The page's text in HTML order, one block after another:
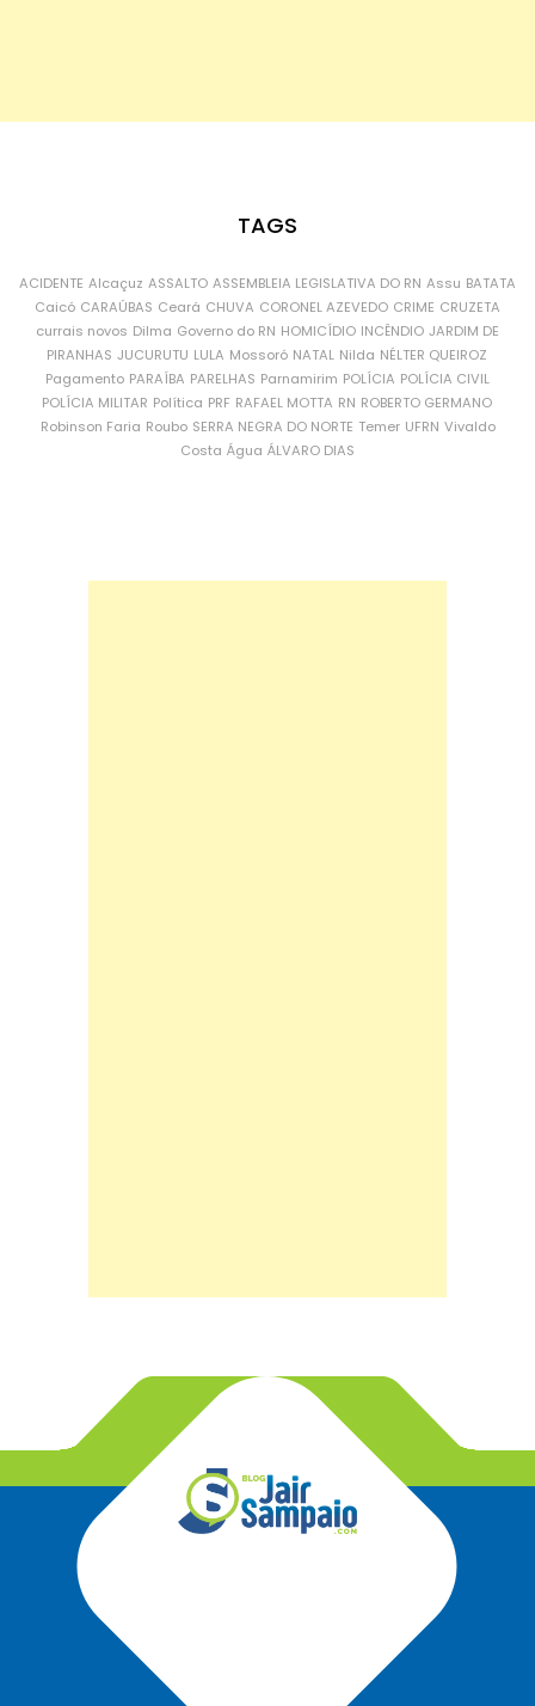
TAGS
ACIDENTE Alcaçuz ASSALTO ASSEMBLEIA LEGISLATIVA DO RN Assu BATATA
Caicó CARAÚBAS Ceará CHUVA CORONEL AZEVEDO CRIME CRUZETA
currais novos Dilma Governo do RN HOMICÍDIO INCÊNDIO JARDIM DE
PIRANHAS JUCURUTU LULA Mossoró NATAL Nilda NÉLTER QUEIROZ
Pagamento PARAÍBA PARELHAS Parnamirim POLÍCIA POLÍCIA CIVIL
POLÍCIA MILITAR Política PRF RAFAEL MOTTA RN ROBERTO GERMANO
Robinson Faria Roubo SERRA NEGRA DO NORTE Temer UFRN Vivaldo
Costa Água ÁLVARO DIAS